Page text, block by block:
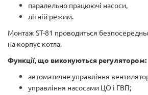
паралельно працюючі насоси,
літній режим.
Монтаж ST-81 проводиться
на корпус котла.
Функції, що виконуються регулятором:
автоматичне управління
управління насосами ЦО і ГВП;